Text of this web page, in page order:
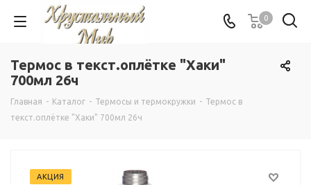
0
Термос в текст.оплётке "Хаки"
700мл 26ч
Главная - Каталог - Термосы и термокружки - Термос в
текст.оплётке "Хаки" 700мл 26ч
АКЦИЯ